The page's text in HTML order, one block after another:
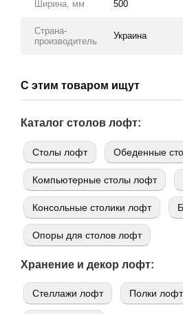
Ширина, мм 500
Страна-
производитель
Украина
С этим товаром ищут
Каталог столов лофт:
Cтолы лофт Обеденные
Компьютерные столы лофт
Консольные столики лофт
Опоры для столов лофт
Хранение и декор лофт:
Стеллажи лофт Полки лофт